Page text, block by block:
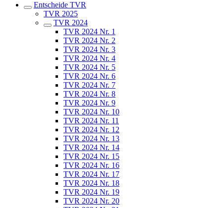
Entscheide TVR
TVR 2025
TVR 2024
TVR 2024 Nr. 1
TVR 2024 Nr. 2
TVR 2024 Nr. 3
TVR 2024 Nr. 4
TVR 2024 Nr. 5
TVR 2024 Nr. 6
TVR 2024 Nr. 7
TVR 2024 Nr. 8
TVR 2024 Nr. 9
TVR 2024 Nr. 10
TVR 2024 Nr. 11
TVR 2024 Nr. 12
TVR 2024 Nr. 13
TVR 2024 Nr. 14
TVR 2024 Nr. 15
TVR 2024 Nr. 16
TVR 2024 Nr. 17
TVR 2024 Nr. 18
TVR 2024 Nr. 19
TVR 2024 Nr. 20